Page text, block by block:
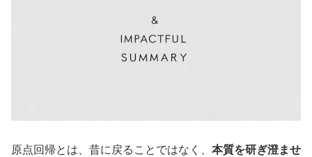
原点回帰とは、昔に戻ることではなく、 本質を研ぎ澄ませ